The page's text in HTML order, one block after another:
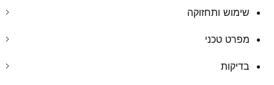
שימוש ותחזוקה
מפרט טכני
בדיקות